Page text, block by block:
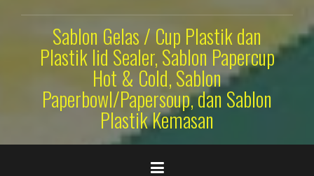
Sablon Gelas / Cup Plastik dan
Plastik lid Sealer, Sablon Papercup
Hot & Cold, Sablon
Paperbowl/Papersoup, dan Sablon
Plastik Kemasan